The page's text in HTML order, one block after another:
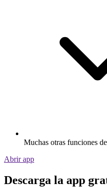
Muchas otras funciones
Abrir app
Descarga la app